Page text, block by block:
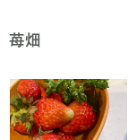
苺畑